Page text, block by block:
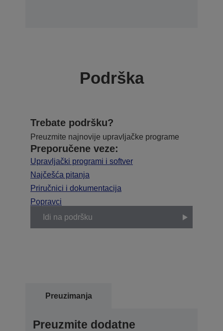
Podrška
Trebate podršku?
Preuzmite najnovije upravljačke programe
Preporučene veze:
Upravljački programi i softver
Najčešća pitanja
Priručnici i dokumentacija
Popravci
Idi na podršku
Preuzimanja
Preuzmite dodatne